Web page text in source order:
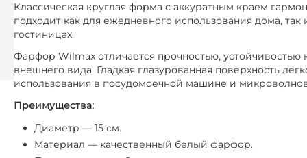
Классическая круглая форма с аккуратным краем
подходит как для ежедневного использования дома,
гостиницах.
Фарфор Wilmax отличается прочностью,
внешнего вида. Гладкая глазурованная поверхность
использования в посудомоечной машине и
Преимущества:
Диаметр — 15 см.
Материал — качественный белый фарфор.